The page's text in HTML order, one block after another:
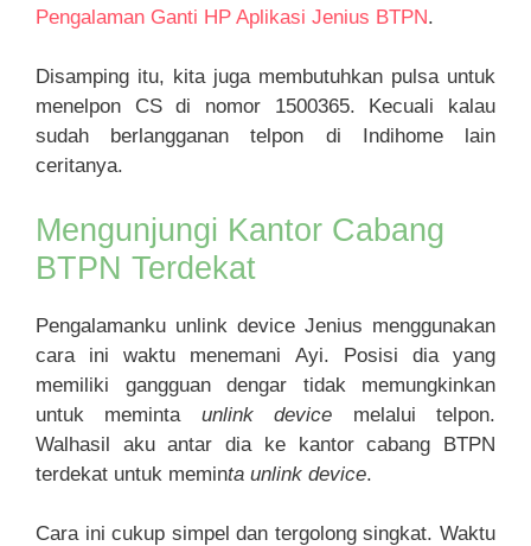
Pengalaman Ganti HP Aplikasi Jenius BTPN.
Disamping itu, kita juga membutuhkan pulsa untuk
menelpon CS di nomor 1500365. Kecuali kalau
sudah berlangganan telpon di Indihome lain
ceritanya.
Mengunjungi Kantor Cabang
BTPN Terdekat
Pengalamanku unlink device Jenius menggunakan
cara ini waktu menemani Ayi. Posisi dia yang
memiliki gangguan dengar tidak memungkinkan
untuk meminta unlink device melalui telpon.
Walhasil aku antar dia ke kantor cabang BTPN
terdekat untuk meminta unlink device.
Cara ini cukup simpel dan tergolong singkat. Waktu